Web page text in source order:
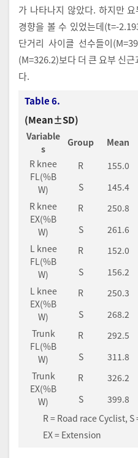
가 나타나지 않았다. 하지만
경향을 볼 수 있었는데(t=-
단거리 사이클 선수들이
(M=326.2)보다 더 큰 요부 신
다.
Table 6.
(Mean±SD)
Variable
s
Group Mean
R knee
FL(%B
W)
R 155.0
S
145.4
R knee
EX(%B
W)
R 250.8
S
261.6
L knee
FL(%B
W)
R 152.0
S
156.2
L knee
EX(%B
W)
R 250.3
S
268.2
Trunk
FL(%B
W)
R 292.5
S
311.8
Trunk
EX(%B
W)
R 326.2
S
399.8
R = Road race Cyclist,
EX = Extension